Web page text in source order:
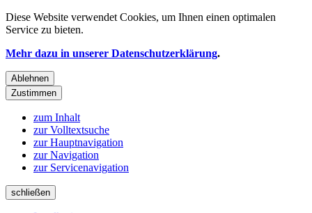
Diese Website verwendet Cookies, um Ihnen einen optimalen
Service zu bieten.
Mehr dazu in unserer Datenschutzerklärung.
Ablehnen
Zustimmen
zum Inhalt
zur Volltextsuche
zur Hauptnavigation
zur Navigation
zur Servicenavigation
schließen